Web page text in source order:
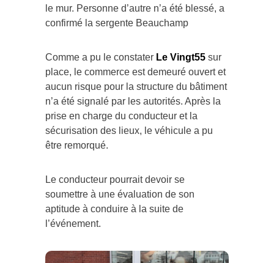
le mur. Personne d’autre n’a été blessé, a
confirmé la sergente Beauchamp
Comme a pu le constater Le Vingt55 sur
place, le commerce est demeuré ouvert et
aucun risque pour la structure du bâtiment
n’a été signalé par les autorités. Après la
prise en charge du conducteur et la
sécurisation des lieux, le véhicule a pu
être remorqué.
Le conducteur pourrait devoir se
soumettre à une évaluation de son
aptitude à conduire à la suite de
l’événement.